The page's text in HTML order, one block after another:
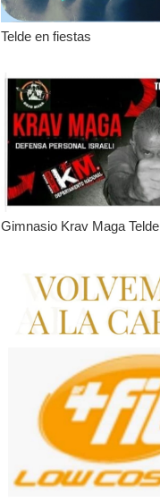
Telde en fiestas
Gimnasio Krav Maga Telde